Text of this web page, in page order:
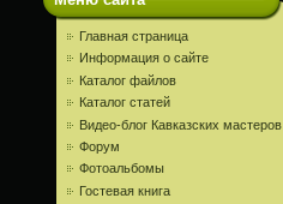
Главная страница
Информация о сайте
Каталог файлов
Каталог статей
Видео-блог Кавказских мастеров
Форум
Фотоальбомы
Гостевая книга